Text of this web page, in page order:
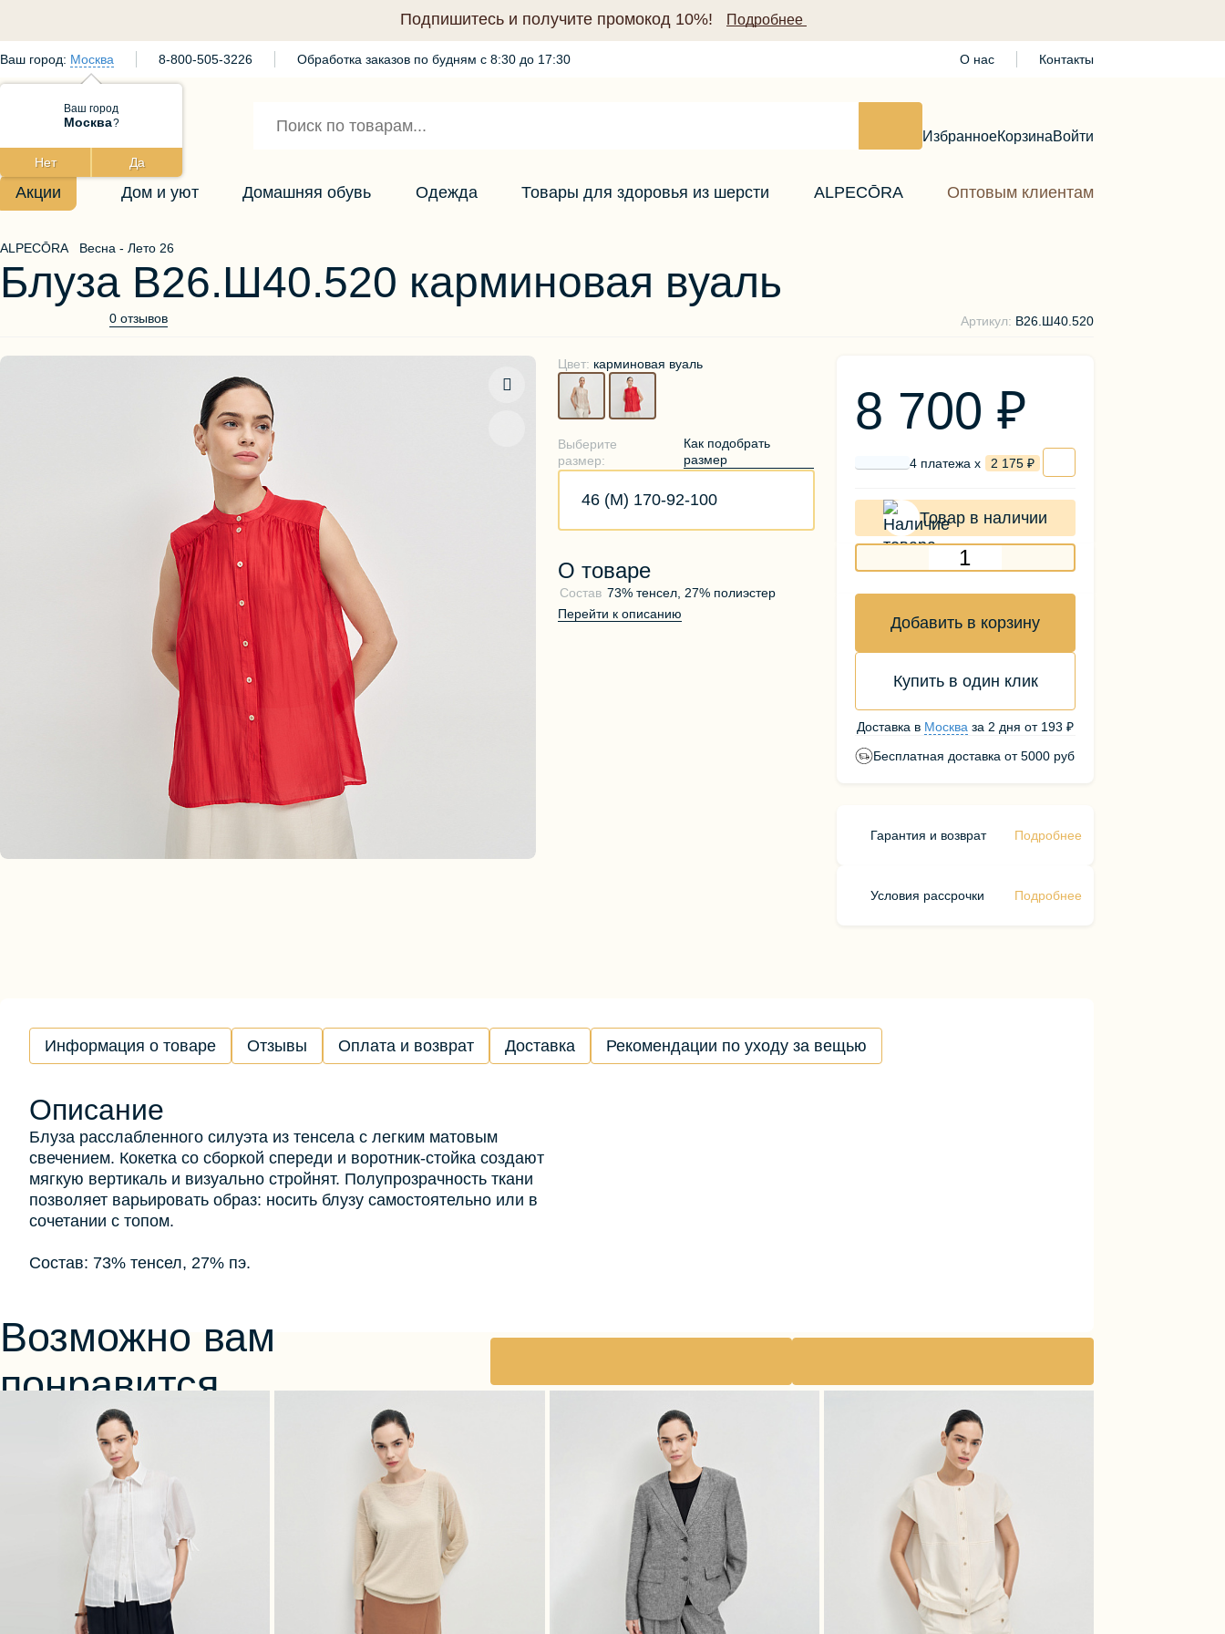
Подпишитесь и получите промокод 10%! Подробнее
Ваш город: Москва
Ваш город
Москва?
Нет Да
8-800-505-3226 Обработка заказов по будням с 8:30 до 17:30 О нас Контакты
ИзбранноеКорзинаВойти
Акции Дом и уют Домашняя обувь Одежда Товары для здоровья из шерсти ALPECŌRA Оптовым клиентам
ALPECŌRA Весна - Лето 26
Блуза В26.Ш40.520 карминовая вуаль
0 отзывов Артикул: В26.Ш40.520
Цвет: карминовая вуаль
Выберите
размер:
Как подобрать
размер
46 (M) 170-92-100
О товаре
Состав 73% тенсел, 27% полиэстер
Перейти к описанию
8 700 ₽
4 платежа х 2 175 ₽
Товар в наличии
Добавить в корзину
Купить в один клик
Доставка в Москва за 2 дня от 193 ₽
Бесплатная доставка от 5000 руб
Гарантия и возврат Подробнее
Условия рассрочки Подробнее
Информация о товаре Отзывы Оплата и возврат Доставка Рекомендации по уходу за вещью
Описание
Блуза расслабленного силуэта из тенсела с легким матовым
свечением. Кокетка со сборкой спереди и воротник-стойка создают
мягкую вертикаль и визуально стройнят. Полупрозрачность ткани
позволяет варьировать образ: носить блузу самостоятельно или в
сочетании с топом.
Состав: 73% тенсел, 27% пэ.
Возможно вам
понравится